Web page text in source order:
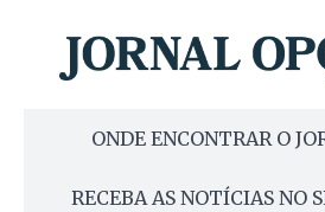
ONDE ENCONTRAR O
RECEBA AS NOTÍCIAS NO